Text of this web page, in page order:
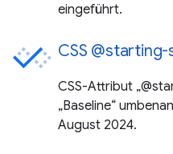
eingeführt.
CSS
CSS-Attribut
„Baseline“
August 2024.